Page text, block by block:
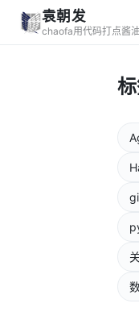
袁朝发
chaofa用代码打点酱油